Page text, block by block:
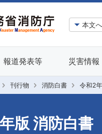
本文へ
報道発表等 災害情報
刊行物 消防白書 令和2
版 消防白書